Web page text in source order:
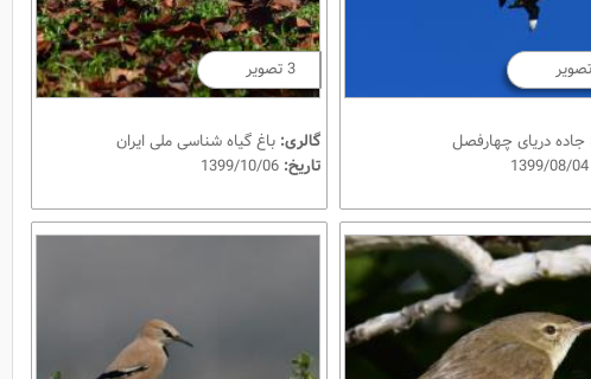
جاده دریای چهارفصل
1399/08/04
3 تصویر
گالری: باغ گیاه شناسی ملی ایران
تاریخ: